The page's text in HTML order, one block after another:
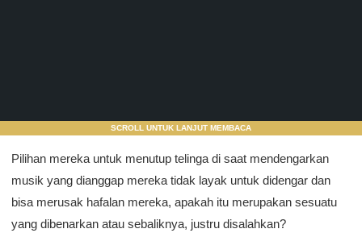
SCROLL UNTUK LANJUT MEMBACA
Pilihan mereka untuk menutup telinga di saat mendengarkan
musik yang dianggap mereka tidak layak untuk didengar dan
bisa merusak hafalan mereka, apakah itu merupakan sesuatu
yang dibenarkan atau sebaliknya, justru disalahkan?